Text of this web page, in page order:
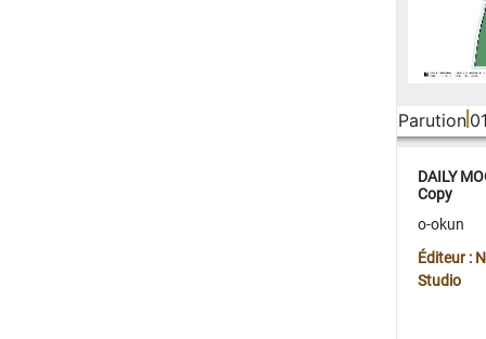
Parution
DAILY
Copy
o-okun
Éditeur :
Studio